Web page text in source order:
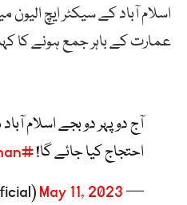
اسلام آباد کے سیکٹر ایچ الیون
عمارت کے باہر جمع ہونے کا
احتجاج کیا جائے گا!#ImranKhan
— PTI (@PTIofficial)
May 11, 2023